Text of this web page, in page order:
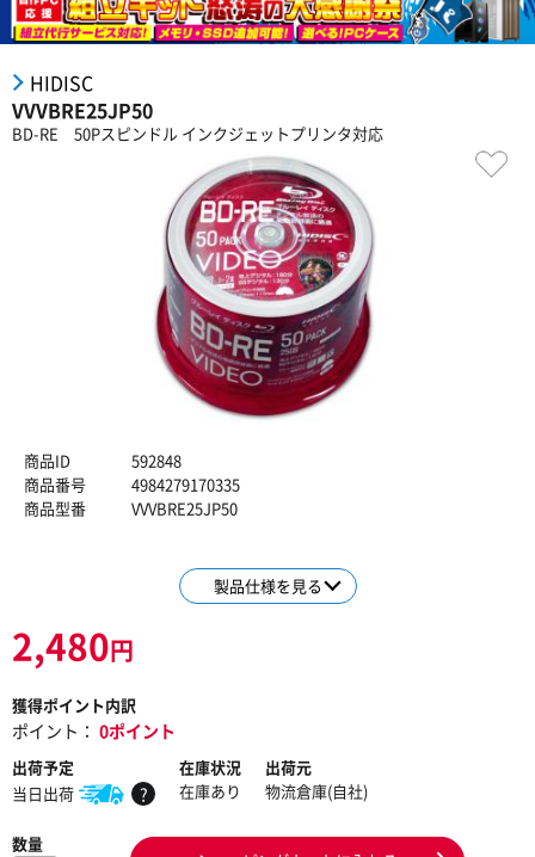
HIDISC
VVVBRE25JP50
BD-RE 50Pスピンドル インクジェットプリンタ対応
商品ID
592848
商品番号
4984279170335
商品型番
VVVBRE25JP50
製品仕様を見る
2,480円
獲得ポイント内訳
ポイント： 0ポイント
出荷予定
当日出荷
?
在庫状況
在庫あり
出荷元
物流倉庫(自社)
数量